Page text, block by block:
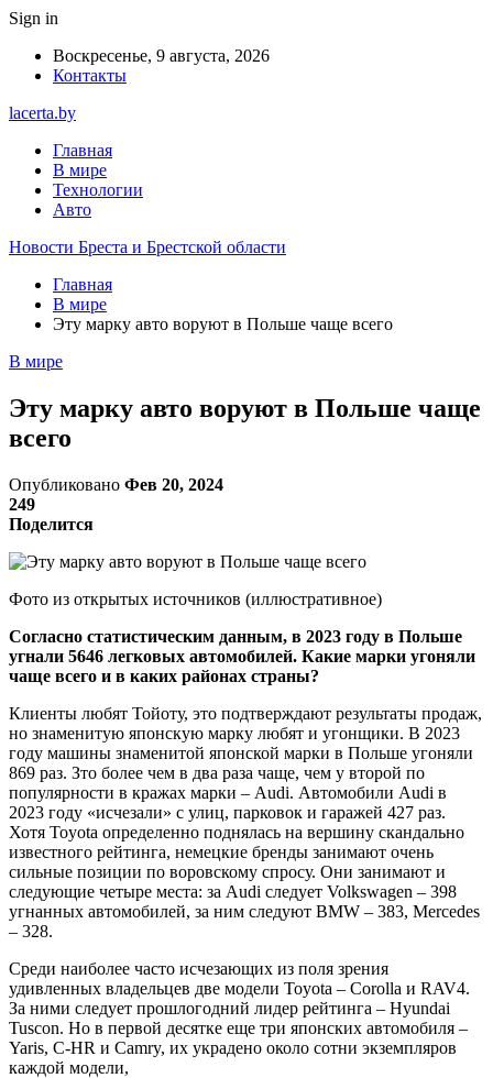
Sign in
Воскресенье, 9 августа, 2026
Контакты
lacerta.by
Главная
В мире
Технологии
Авто
Новости Бреста и Брестской области
Главная
В мире
Эту марку авто воруют в Польше чаще всего
В мире
Эту марку авто воруют в Польше чаще
всего
Опубликовано Фев 20, 2024
249
Поделится
Фото из открытых источников (иллюстративное)
Согласно статистическим данным, в 2023 году в Польше
угнали 5646 легковых автомобилей. Какие марки угоняли
чаще всего и в каких районах страны?
Клиенты любят Тойоту, это подтверждают результаты продаж,
но знаменитую японскую марку любят и угонщики. В 2023
году машины знаменитой японской марки в Польше угоняли
869 раз. Зто более чем в два раза чаще, чем у второй по
популярности в кражах марки – Audi. Автомобили Audi в
2023 году «исчезали» с улиц, парковок и гаражей 427 раз.
Хотя Toyota определенно поднялась на вершину скандально
известного рейтинга, немецкие бренды занимают очень
сильные позиции по воровскому спросу. Они занимают и
следующие четыре места: за Audi следует Volkswagen – 398
угнанных автомобилей, за ним следуют BMW – 383, Mercedes
– 328.
Среди наиболее часто исчезающих из поля зрения
удивленных владельцев две модели Toyota – Corolla и RAV4.
За ними следует прошлогодний лидер рейтинга – Hyundai
Tuscon. Но в первой десятке еще три японских автомобиля –
Yaris, C-HR и Camry, их украдено около сотни экземпляров
каждой модели,